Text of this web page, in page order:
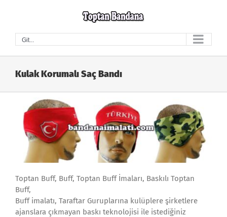
Git...
Kulak Korumalı Saç Bandı
Toptan Buff, Buff, Toptan Buff İmaları, Baskılı Toptan
Buff,
Buff imalatı, Taraftar Guruplarına kulüplere şirketlere
ajanslara çıkmayan baskı teknolojisi ile istediğiniz